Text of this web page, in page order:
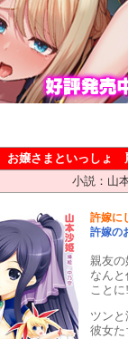
お嬢さまといっしょ
小説：山
許嫁に
許嫁の
親友の
なん
ことに
ツン
彼女